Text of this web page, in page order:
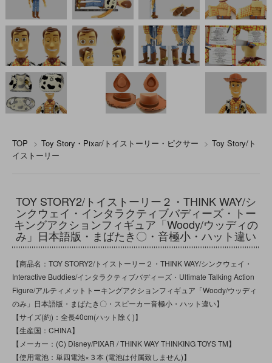
TOP > Toy Story・Pixar/トイストーリー・ピクサー > Toy Story/ト
イストーリー
TOY STORY2/トイストーリー２・THINK WAY/シ
ンクウェイ・インタラクティブバディーズ・トー
キングアクションフィギュア「Woody/ウッディの
み」日本語版・まばたき〇・音極小・ハット違い
【商品名：TOY STORY2/トイストーリー２・THINK WAY/シンクウェイ・
Interactive Buddies/インタラクティブバディーズ・Ultimate Talking Action
Figure/アルティメットトーキングアクションフィギュア「Woody/ウッディ
のみ」日本語版・まばたき〇・スピーカー音極小・ハット違い】
【サイズ(約)：全長40cm(ハット除く)】
【生産国：CHINA】
【メーカー：(C) Disney/PIXAR / THINK WAY THINKING TOYS TM】
【使用電池：単四電池×３本 (電池は付属致しません)】